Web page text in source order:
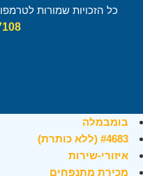
כל הזכויות שמורות
בומבמלה
#4683 (ללא כותרת)
איזורי-שירות
מכירת מתנפחים